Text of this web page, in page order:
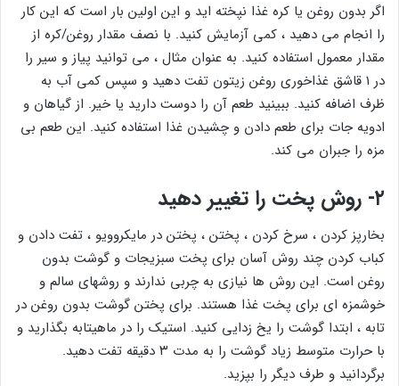
اگر بدون روغن یا کره غذا نپخته اید و این اولین بار است که این کار
را انجام می دهید ، کمی آزمایش کنید. با نصف مقدار روغن/کره از
مقدار معمول استفاده کنید. به عنوان مثال ، می توانید پیاز و سیر را
در ۱ قاشق غذاخوری روغن زیتون تفت دهید و سپس کمی آب به
ظرف اضافه کنید. ببینید طعم آن را دوست دارید یا خیر. از گیاهان و
ادویه جات برای طعم دادن و چشیدن غذا استفاده کنید. این طعم بی
مزه را جبران می کند.
۲- روش پخت را تغییر دهید
بخارپز کردن ، سرخ کردن ، پختن ، پختن در مایکروویو ، تفت دادن و
کباب کردن چند روش آسان برای پخت سبزیجات و گوشت بدون
روغن است. این روش ها نیازی به چربی ندارند و روشهای سالم و
خوشمزه ای برای پخت غذا هستند. برای پختن گوشت بدون روغن در
تابه ، ابتدا گوشت را یخ زدایی کنید. استیک را در ماهیتابه بگذارید و
با حرارت متوسط ​​زیاد گوشت را به مدت ۳ دقیقه تفت دهید.
برگردانید و طرف دیگر را بپزید.